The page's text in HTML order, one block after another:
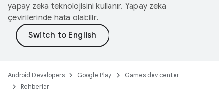
yapay zeka teknolojisini kullanır. Yapay zeka
çevirilerinde hata olabilir.
Android Developers Google Play
Games dev center
Rehberler